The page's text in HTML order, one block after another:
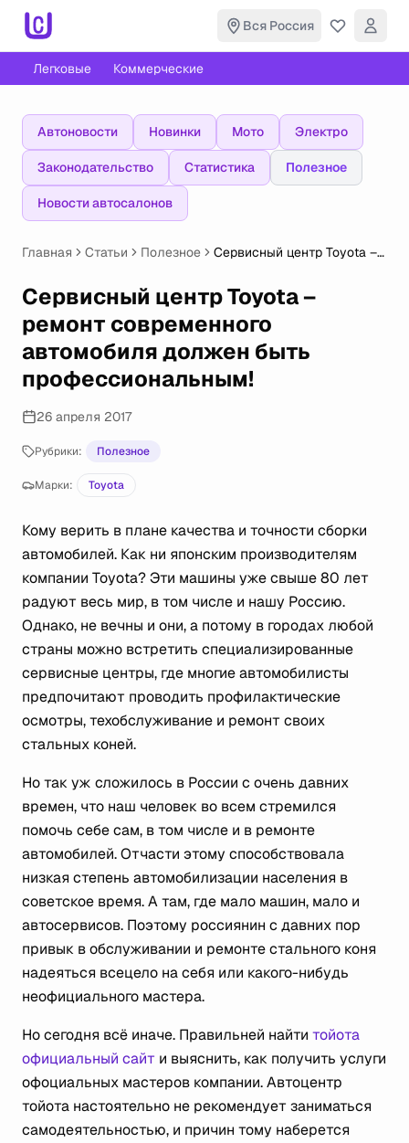
Вся Россия
Легковые Коммерческие
Автоновости Новинки Мото Электро
Законодательство Статистика Полезное
Новости автосалонов
Главная Статьи Полезное
Сервисный центр Toyota –
автомобиля должен быть
профессиональным!
Сервисный центр Toyota –
ремонт современного
автомобиля должен быть
профессиональным!
26 апреля 2017
Рубрики: Полезное
Марки: Toyota
Кому верить в плане качества и точности сборки
автомобилей. Как ни японским производителям
компании Toyota? Эти машины уже свыше 80 лет
радуют весь мир, в том числе и нашу Россию.
Однако, не вечны и они, а потому в городах любой
страны можно встретить специализированные
сервисные центры, где многие автомобилисты
предпочитают проводить профилактические
осмотры, техобслуживание и ремонт своих
стальных коней.
Но так уж сложилось в России с очень давних
времен, что наш человек во всем стремился
помочь себе сам, в том числе и в ремонте
автомобилей. Отчасти этому способствовала
низкая степень автомобилизации населения в
советское время. А там, где мало машин, мало и
автосервисов. Поэтому россиянин с давних пор
привык в обслуживании и ремонте стального коня
надеяться всецело на себя или какого-нибудь
неофициального мастера.
Но сегодня всё иначе. Правильней найти тойота
официальный сайт и выяснить, как получить услуги
офоциальных мастеров компании. Автоцентр
тойота настоятельно не рекомендует заниматься
самодеятельностью, и причин тому наберется